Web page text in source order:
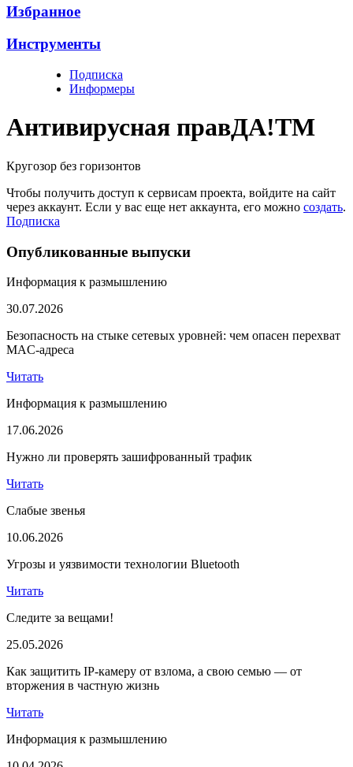
Избранное
Инструменты
Подписка
Информеры
Антивирусная правДА!TM
Кругозор без горизонтов
Чтобы получить доступ к сервисам проекта, войдите на сайт
через аккаунт. Если у вас еще нет аккаунта, его можно создать.
Подписка
Опубликованные выпуски
Информация к размышлению
30.07.2026
Безопасность на стыке сетевых уровней: чем опасен перехват
MAC-адреса
Читать
Информация к размышлению
17.06.2026
Нужно ли проверять зашифрованный трафик
Читать
Слабые звенья
10.06.2026
Угрозы и уязвимости технологии Bluetooth
Читать
Следите за вещами!
25.05.2026
Как защитить IP-камеру от взлома, а свою семью — от
вторжения в частную жизнь
Читать
Информация к размышлению